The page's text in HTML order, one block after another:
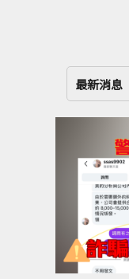
最新消息